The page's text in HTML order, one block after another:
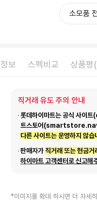
소모품
보 스펙비교 상품
직거래 유도 주의 안내
롯데하이마트는 공식 사이
트스토어
다른 사이트는 운영하지 않습
판매자가직거래 또는 현금거
하이마트 고객센터로 신고해
*이미지를 확대 하시면 더 자세